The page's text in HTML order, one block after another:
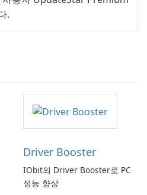
.
Driver Booster
IObit의 Driver Booster로 PC
성능 향상